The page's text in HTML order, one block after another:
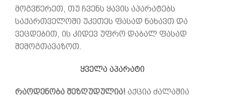
მოგვწერეთ, თუ ჩვენს ყავის აპარატებს
საქართველოში უკეთეს ფასად ნახავთ და
ვეცდებით, ის კიდევ უფრო დაბალ ფასად
შემოგთავაზოთ.
ყველა აპარატი
რაოდენობა შეზღუდულია! აქცია ძალაშია